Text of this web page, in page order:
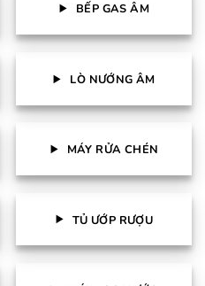
BẾP GAS ÂM
LÒ NƯỚNG ÂM
MÁY RỬA CHÉN
TỦ ƯỚP RƯỢU